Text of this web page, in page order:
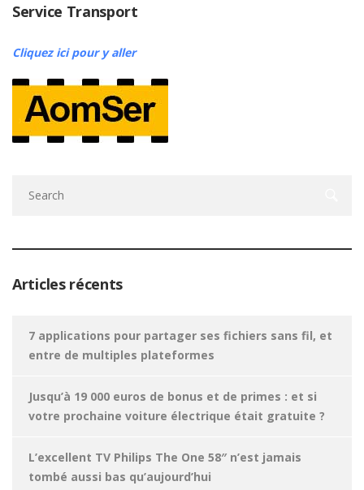
Service Transport
Cliquez ici pour y aller
Articles récents
7 applications pour partager ses fichiers sans fil, et
entre de multiples plateformes
Jusqu’à 19 000 euros de bonus et de primes : et si
votre prochaine voiture électrique était gratuite ?
L’excellent TV Philips The One 58″ n’est jamais
tombé aussi bas qu’aujourd’hui